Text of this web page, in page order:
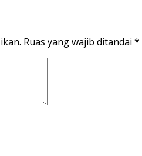
Ruas yang wajib ditandai *